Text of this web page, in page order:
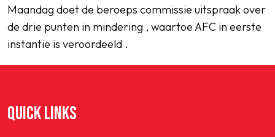
Maandag doet de beroeps commissie uitspraak over
de drie punten in mindering , waartoe AFC in eerste
instantie is veroordeeld .
QUICK LINKS